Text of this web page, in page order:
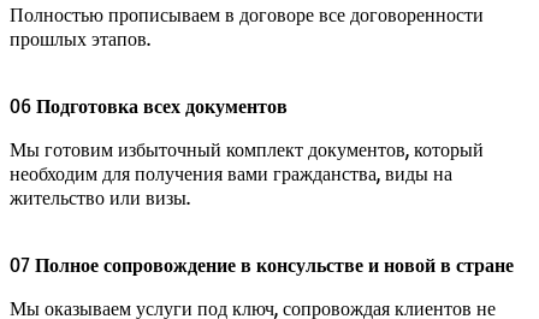
Полностью прописываем в договоре все договоренности
прошлых этапов.
06 Подготовка всех документов
Мы готовим избыточный комплект документов, который
необходим для получения вами гражданства, виды на
жительство или визы.
07 Полное сопровождение в консульстве и новой в стране
Мы оказываем услуги под ключ, сопровождая клиентов не